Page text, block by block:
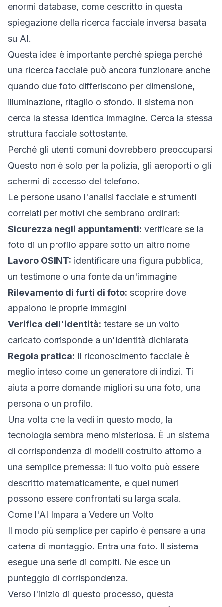
enormi database, come descritto in questa
spiegazione della ricerca facciale inversa basata
su AI.
Questa idea è importante perché spiega perché
una ricerca facciale può ancora funzionare anche
quando due foto differiscono per dimensione,
illuminazione, ritaglio o sfondo. Il sistema non
cerca la stessa identica immagine. Cerca la stessa
struttura facciale sottostante.
Perché gli utenti comuni dovrebbero preoccuparsi
Questo non è solo per la polizia, gli aeroporti o gli
schermi di accesso del telefono.
Le persone usano l'analisi facciale e strumenti
correlati per motivi che sembrano ordinari:
Sicurezza negli appuntamenti: verificare se la
foto di un profilo appare sotto un altro nome
Lavoro OSINT: identificare una figura pubblica,
un testimone o una fonte da un'immagine
Rilevamento di furti di foto: scoprire dove
appaiono le proprie immagini
Verifica dell'identità: testare se un volto
caricato corrisponde a un'identità dichiarata
Regola pratica: Il riconoscimento facciale è
meglio inteso come un generatore di indizi. Ti
aiuta a porre domande migliori su una foto, una
persona o un profilo.
Una volta che la vedi in questo modo, la
tecnologia sembra meno misteriosa. È un sistema
di corrispondenza di modelli costruito attorno a
una semplice premessa: il tuo volto può essere
descritto matematicamente, e quei numeri
possono essere confrontati su larga scala.
Come l'AI Impara a Vedere un Volto
Il modo più semplice per capirlo è pensare a una
catena di montaggio. Entra una foto. Il sistema
esegue una serie di compiti. Ne esce un
punteggio di corrispondenza.
Verso l'inizio di questo processo, questa